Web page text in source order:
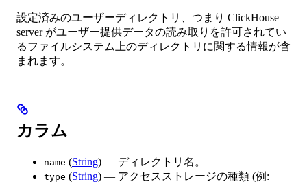
設定済みのユーザーディレクトリ、つまり ClickHouse
server がユーザー提供データの読み取りを許可されてい
るファイルシステム上のディレクトリに関する情報が含
まれます。
カラム
name (String) — ディレクトリ名。
type (String) — アクセスストレージの種類 (例: